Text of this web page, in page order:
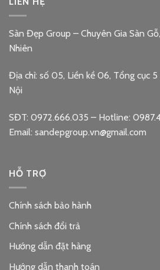
Sàn Đẹp Group – Chuyên Gia Sàn
Nhiên
Địa chỉ: số 05, Liền kề 06, Tổng cục 5
Nội
SĐT: 0972.666.035 – Hotline:
Email: sandepgroup.vn@gmail.com
HỖ TRỢ
Chính sách bảo hành
Chính sách đổi trả
Hướng dẫn đặt hàng
Hướng dẫn thanh toán